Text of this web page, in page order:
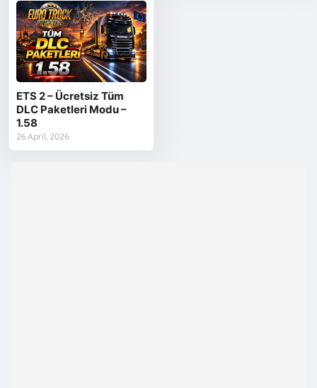
ETS 2 – Ücretsiz Tüm
DLC Paketleri Modu –
1.58
26 April, 2026